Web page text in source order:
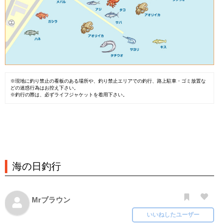
※現地に釣り禁止の看板のある場所や、釣り禁止エリアでの釣行、路上駐車・ゴミ放置な
どの迷惑行為はお控え下さい。
※釣行の際は、必ずライフジャケットを着用下さい。
海の日釣行
Mrブラウン
いいねしたユーザー